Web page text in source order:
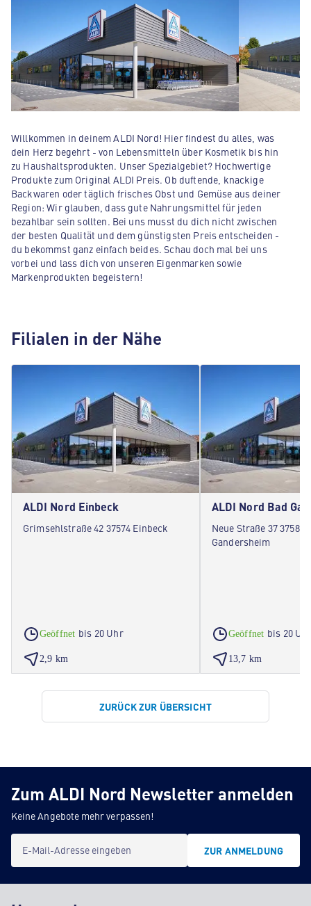
Willkommen in deinem ALDI Nord! Hier findest du alles, was
dein Herz begehrt - von Lebensmitteln über Kosmetik bis hin
zu Haushaltsprodukten. Unser Spezialgebiet? Hochwertige
Produkte zum Original ALDI Preis. Ob duftende, knackige
Backwaren oder täglich frisches Obst und Gemüse aus deiner
Region: Wir glauben, dass gute Nahrungsmittel für jeden
bezahlbar sein sollten. Bei uns musst du dich nicht zwischen
der besten Qualität und dem günstigsten Preis entscheiden -
du bekommst ganz einfach beides. Schau doch mal bei uns
vorbei und lass dich von unseren Eigenmarken sowie
Markenprodukten begeistern!
Filialen in der Nähe
ALDI Nord Einbeck
Grimsehlstraße 42 37574 Einbeck
Geöffnet bis 20 Uhr
2,9 km
ALDI Nord Bad
Neue Straße 37 37581
Gandersheim
Geöffnet bis 20
13,7 km
ZURÜCK ZUR ÜBERSICHT
Zum ALDI Nord Newsletter anmelden
Keine Angebote mehr verpassen!
E-Mail-Adresse eingeben ZUR ANMELDUNG